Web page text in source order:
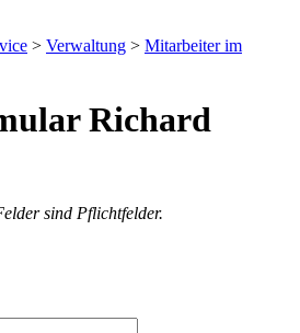
> Verwaltung > Mitarbeiter im
Richard
sind Pflichtfelder.